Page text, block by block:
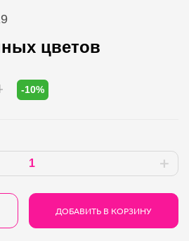
цветов
-10%
ДОБАВИТЬ В КОРЗИНУ